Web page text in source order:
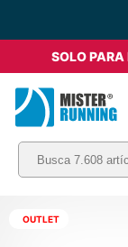
SOLO
OUTLET